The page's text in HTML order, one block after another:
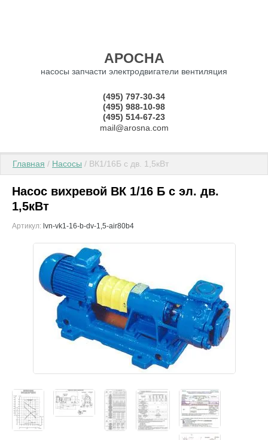
АРОСНА
насосы запчасти электродвигатели вентиляция
(495) 797-30-34
(495) 988-10-98
(495) 514-67-23
mail@arosna.com
Главная / Насосы / ВК1/16Б с дв. 1,5кВт
Насос вихревой ВК 1/16 Б с эл. дв.
1,5кВт
Артикул: lvn-vk1-16-b-dv-1,5-air80b4